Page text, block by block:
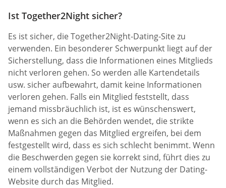
Ist Together2Night sicher?
Es ist sicher, die Together2Night-Dating-Site zu
verwenden. Ein besonderer Schwerpunkt liegt auf der
Sicherstellung, dass die Informationen eines Mitglieds
nicht verloren gehen. So werden alle Kartendetails
usw. sicher aufbewahrt, damit keine Informationen
verloren gehen. Falls ein Mitglied feststellt, dass
jemand missbräuchlich ist, ist es wünschenswert,
wenn es sich an die Behörden wendet, die strikte
Maßnahmen gegen das Mitglied ergreifen, bei dem
festgestellt wird, dass es sich schlecht benimmt. Wenn
die Beschwerden gegen sie korrekt sind, führt dies zu
einem vollständigen Verbot der Nutzung der Dating-
Website durch das Mitglied.